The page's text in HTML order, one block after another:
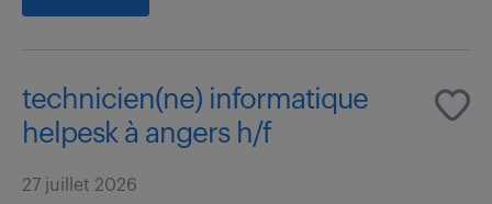
technicien(ne) informatique
helpesk à angers h/f
27 juillet 2026